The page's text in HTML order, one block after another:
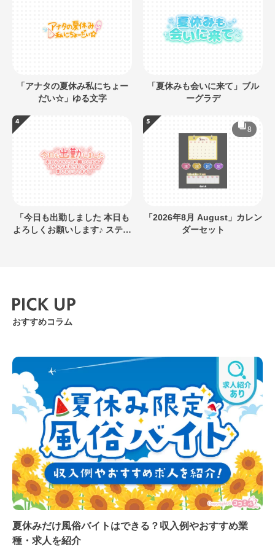
「アナタの夏休み私にちょー
だい☆」ゆる文字
「夏休みも会いに来て」ブル
ーグラデ
「今日も出勤しました 本日も
よろしくお願いします♪ ステキ
8
「2026年8月 August」カレン
ダーセット
おすすめコラム
夏休みだけ風俗バイトはできる？収入例やおすすめ業
種・求人を紹介